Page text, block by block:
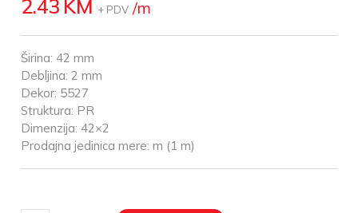
2.43 KM + PDV /m
Širina: 42 mm
Debljina: 2 mm
Dekor: 5527
Struktura: PR
Dimenzija: 42×2
Prodajna jedinica mere: m (1 m)